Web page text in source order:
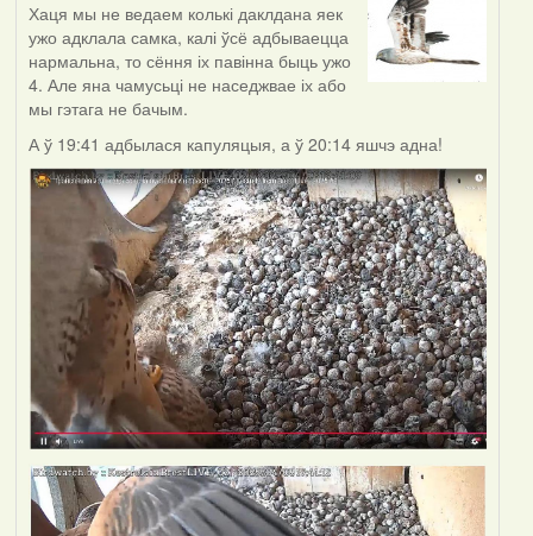
Хаця мы не ведаем колькі даклдана яек
ужо адклала самка, калі ўсё адбываецца
нармальна, то сёння іх павінна быць ужо
4. Але яна чамусьці не наседжвае іх або
мы гэтага не бачым.
А ў 19:41 адбылася капуляцыя, а ў 20:14 яшчэ адна!